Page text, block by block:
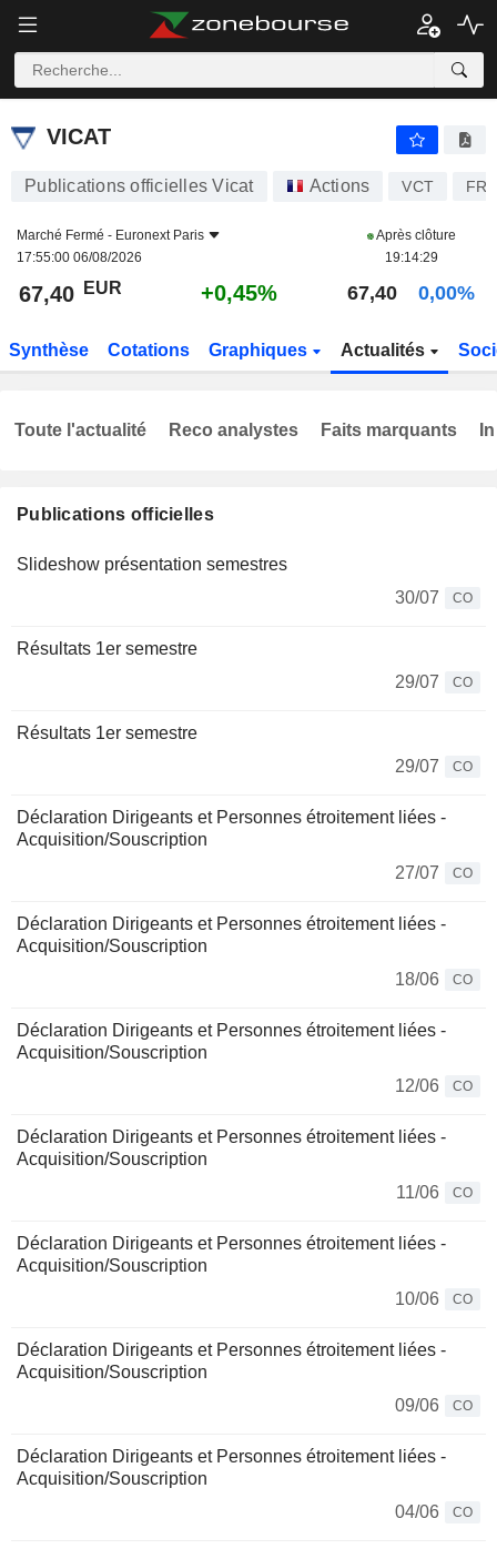
VICAT
VICAT
Publications officielles Vicat Actions VCT
Marché Fermé - Euronext Paris
17:55:00 06/08/2026
Après clôture
19:14:29
67,40 EUR +0,45% 67,40 0,00%
Synthèse Cotations Graphiques Actualités
Publications officielles
Slideshow présentation semestres
30/07
CO
Résultats 1er semestre
29/07
CO
Résultats 1er semestre
29/07
CO
Déclaration Dirigeants et Personnes étroitement liées -
Acquisition/Souscription
27/07
CO
Déclaration Dirigeants et Personnes étroitement liées -
Acquisition/Souscription
18/06
CO
Déclaration Dirigeants et Personnes étroitement liées -
Acquisition/Souscription
12/06
CO
Déclaration Dirigeants et Personnes étroitement liées -
Acquisition/Souscription
11/06
CO
Déclaration Dirigeants et Personnes étroitement liées -
Acquisition/Souscription
10/06
CO
Déclaration Dirigeants et Personnes étroitement liées -
Acquisition/Souscription
09/06
CO
Déclaration Dirigeants et Personnes étroitement liées -
Acquisition/Souscription
04/06
CO
Toute l'actualité Reco analystes Faits marquants